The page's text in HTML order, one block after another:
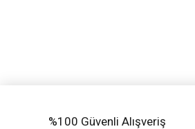
%100 Güvenli Alışveriş